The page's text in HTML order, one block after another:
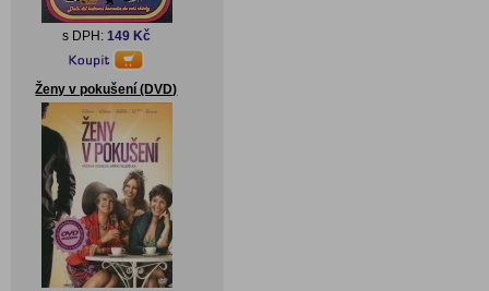
s DPH: 149 Kč
Ženy v pokušení (DVD)